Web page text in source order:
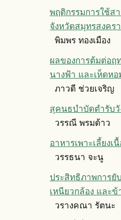
พฤติกรรมการใช้ส
จังหวัดสมุทรสงคร
พิมพร ทองเมือง
ผลของการต้มต่อฤ
นางฟ้า และเห็ดหอ
ภาวดี ช่วยเจริญ
สุคนธบำบัดตำรับ
วรรณี พรมด้าว
อาหารเพาะเลี้ยง
วรรธนา จะนู
ประสิทธิภาพการยั
เหนียวกล้อง และข้
วรางคณา รัตนะ